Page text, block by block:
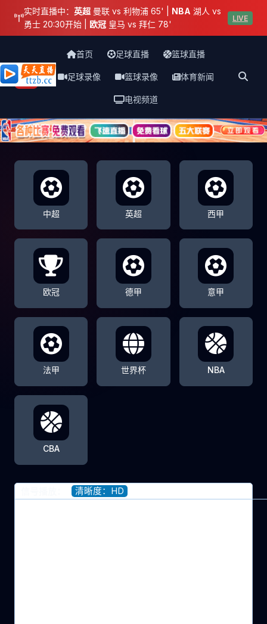
实时直播中： 英超 曼联 vs 利物浦 65' | NBA 湖人 vs
勇士 20:30开始 | 欧冠 皇马 vs 拜仁 78'
LIVE
天天直播网
首页 足球直播 篮球直播
足球录像 篮球录像 体育新闻
电视频道
中超 英超 西甲
欧冠 德甲 意甲
法甲 世界杯 NBA
CBA
清晰度：HD